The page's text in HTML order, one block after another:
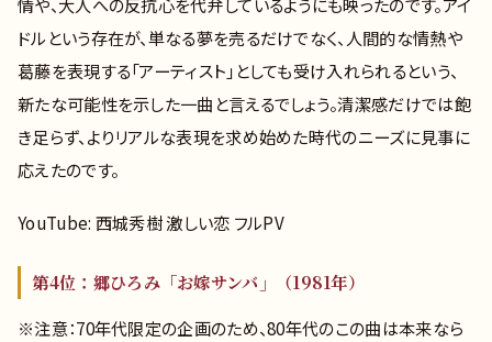
ドルという存在が、単なる夢を売るだけでなく、人間的な情熱や
葛藤を表現する「アーティスト」としても受け入れられるという、
新たな可能性を示した一曲と言えるでしょう。清潔感だけでは飽
き足らず、よりリアルな表現を求め始めた時代のニーズに見事に
応えたのです。
YouTube: 西城秀樹 激しい恋 フルPV
第4位：郷ひろみ「お嫁サンバ」（1981年）
※注意：70年代限定の企画のため、80年代のこの曲は本来なら